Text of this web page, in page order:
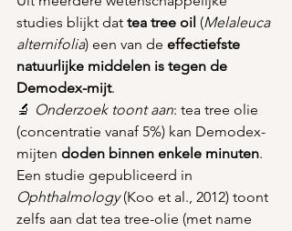
studies blijkt dat tea tree oil (Melaleuca
alternifolia) een van de effectiefste
natuurlijke middelen is tegen de
Demodex-mijt.
🔬 Onderzoek toont aan: tea tree olie
(concentratie vanaf 5%) kan Demodex-
mijten doden binnen enkele minuten.
Een studie gepubliceerd in
Ophthalmology (Koo et al., 2012) toont
zelfs aan dat tea tree-olie (met name